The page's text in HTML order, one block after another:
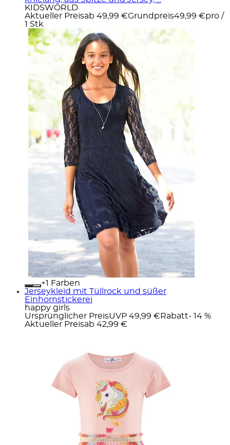
KIDSWORLD
Aktueller Preisab 49,99 €Grundpreis49,99 €pro /
1 Stk
+
Farben
Jerseykleid mit Tüllrock und süßer
Einhornstickerei
happy girls
Ursprünglicher PreisUVP 49,99 € Rabatt- 14 %
Aktueller Preisab 42,99 €